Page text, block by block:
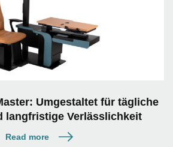
Umgestaltet für tägliche
langfristige Verlässlichkeit
Read more